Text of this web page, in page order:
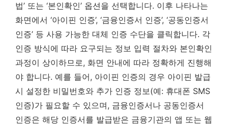
법’ 또는 ‘본인확인’ 옵션을 선택합니다. 이후 나타나는
화면에서 ‘아이핀 인증’, ‘금융인증서 인증’, ‘공동인증서
인증’ 등 사용 가능한 대체 인증 수단을 클릭합니다. 각
인증 방식에 따라 요구되는 정보 입력 절차와 본인확인
과정이 상이하므로, 화면 안내에 따라 정확하게 진행해
야 합니다. 예를 들어, 아이핀 인증의 경우 아이핀 발급
시 설정한 비밀번호와 추가 인증 정보(예: 휴대폰 SMS
인증)가 필요할 수 있으며, 금융인증서나 공동인증서
인증은 해당 인증서를 발급받은 금융기관의 앱 또는 웹